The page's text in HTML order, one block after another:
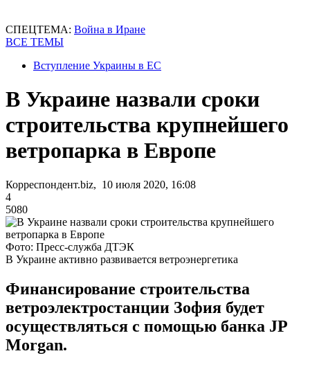
СПЕЦТЕМА: Война в Иране
ВСЕ ТЕМЫ
Вступление Украины в ЕС
В Украине назвали сроки
строительства крупнейшего
ветропарка в Европе
Корреспондент.biz, 10 июля 2020, 16:08
4
5080
Фото: Пресс-служба ДТЭК
В Украине активно развивается ветроэнергетика
Финансирование строительства
ветроэлектростанции Зофия будет
осуществляться с помощью банка JP
Morgan.